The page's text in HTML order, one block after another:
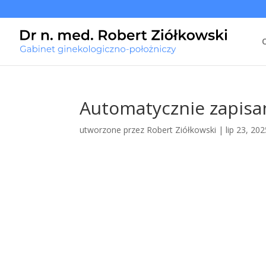
Automatycznie
utworzone przez Robert Ziółkowski |lip 23,